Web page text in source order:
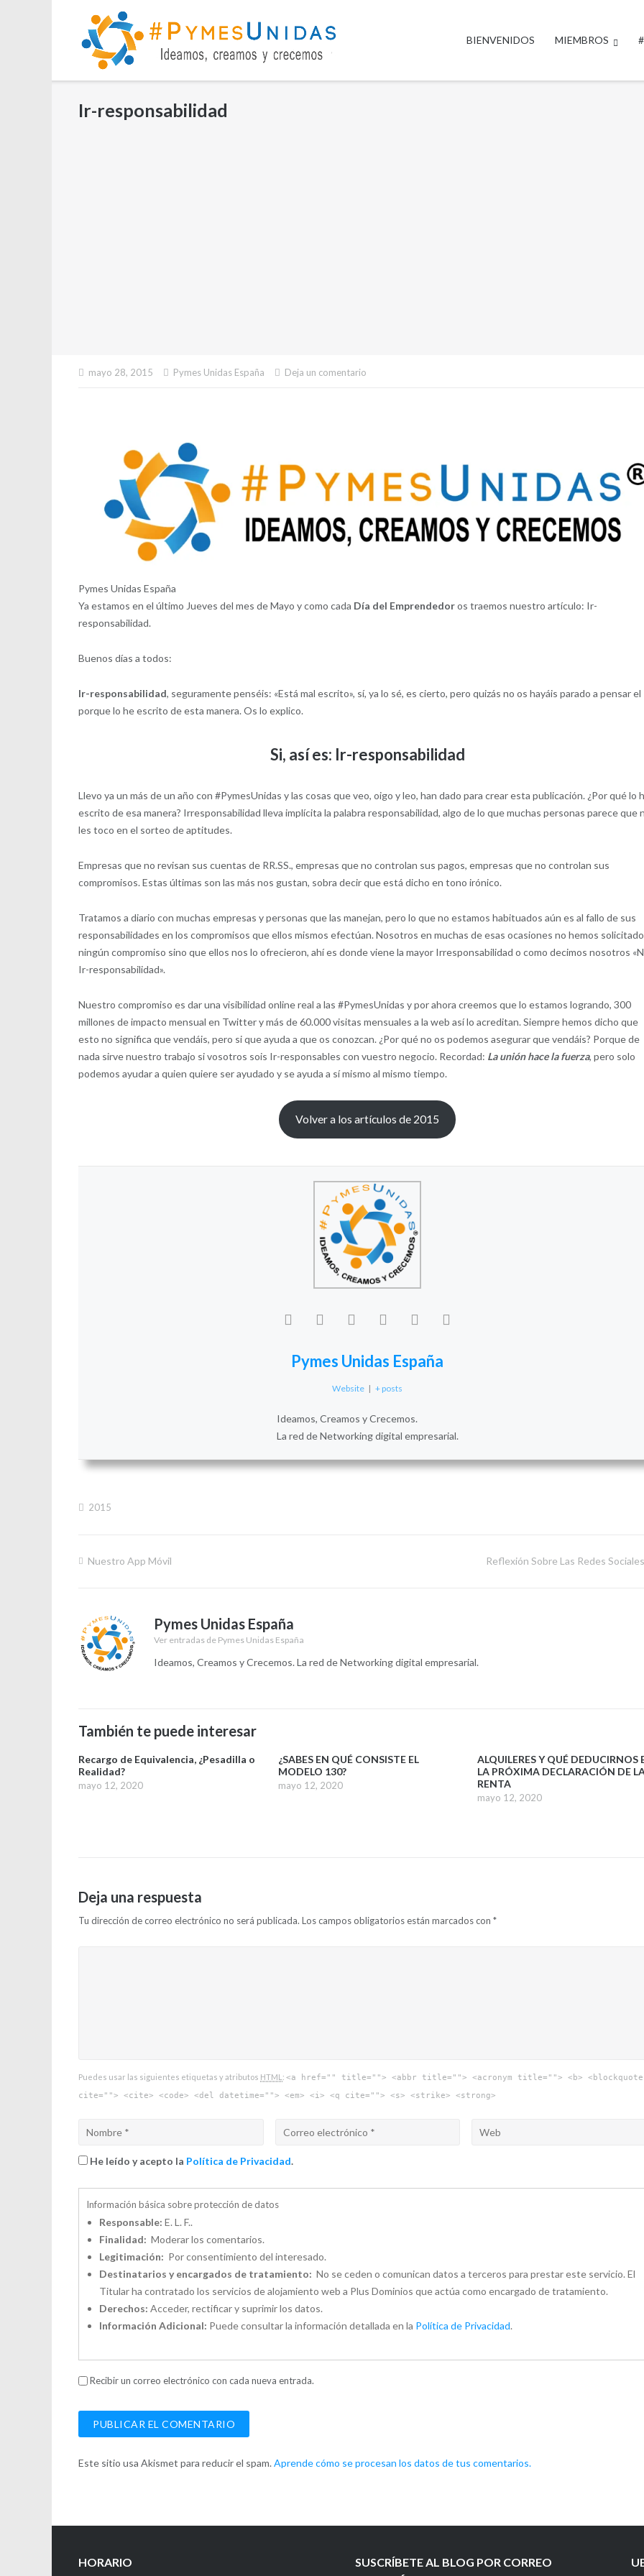
contenido
BIENVENIDOS MIEMBROS
Ir-responsabilidad
mayo 28, 2015 Pymes Unidas España Deja un comentario
Pymes Unidas España
Ya estamos en el último Jueves del mes de Mayo y como cada Día del Emprendedoros traemos nuestro artículo: Ir-
responsabilidad.
Buenos días a todos:
Ir-responsabilidad, seguramente penséis: «Está mal escrito», sí, ya lo sé, es cierto, pero quizás no os hayáis parado a pensar el
porque lo he escrito de esta manera. Os lo explico.
Si, así es: Ir-responsabilidad
Llevo ya un más de un año con #PymesUnidas y las cosas que veo, oigo y leo, han dado para crear esta publicación. ¿Por qué lo
escrito de esa manera? Irresponsabilidad lleva implícita la palabra responsabilidad, algo de lo que muchas personas parece que
les toco en el sorteo de aptitudes.
Empresas que no revisan sus cuentas de RR.SS., empresas que no controlan sus pagos, empresas que no controlan sus
compromisos. Estas últimas son las más nos gustan, sobra decir que está dicho en tono irónico.
Tratamos a diario con muchas empresas y personas que las manejan, pero lo que no estamos habituados aún es al fallo de sus
responsabilidades en los compromisos que ellos mismos efectúan. Nosotros en muchas de esas ocasiones no hemos solicitado
ningún compromiso sino que ellos nos lo ofrecieron, ahí es donde viene la mayor Irresponsabilidad o como decimos nosotros
Ir-responsabilidad».
Nuestro compromiso es dar una visibilidad online real a las #PymesUnidas y por ahora creemos que lo estamos logrando, 300
millones de impacto mensual en Twitter y más de 60.000 visitas mensuales a la web así lo acreditan. Siempre hemos dicho que
esto no significa que vendáis, pero si que ayuda a que os conozcan. ¿Por qué no os podemos asegurar que vendáis? Porque de
nada sirve nuestro trabajo si vosotros sois Ir-responsables con vuestro negocio. Recordad: La unión hace la fuerza, pero solo
podemos ayudar a quien quiere ser ayudado y se ayuda a sí mismo al mismo tiempo.
Volver a los artículos de 2015
Pymes Unidas España
Website | + posts
Ideamos, Creamos y Crecemos.
La red de Networking digital empresarial.
2015
Navegación
entradas
Nuestro App Móvil Reflexión Sobre Las Redes
Pymes Unidas España
Ver entradas de Pymes Unidas España
Ideamos, Creamos y Crecemos. La red de Networking digital empresarial.
También te puede interesar
Recargo de Equivalencia, ¿Pesadilla o
Realidad?
mayo 12, 2020
¿SABES EN QUÉ CONSISTE EL
MODELO 130?
mayo 12, 2020
ALQUILERES Y QUÉ DEDUCIRNOS
LA PRÓXIMA DECLARACIÓN DE
RENTA
mayo 12, 2020
Deja una respuesta
Tu dirección de correo electrónico no será publicada. Los campos obligatorios están marcados con*
Puedes usar las siguientes etiquetas y atributos HTML :<a href="" title=""> <abbr title=""> <acronym title=""> <b> <blockquote
cite=""> <cite> <code> <del datetime=""> <em> <i> <q cite=""> <s> <strike> <strong>
He leído y acepto la Política de Privacidad.
Información básica sobre protección de datos
Responsable: E. L. F..
Finalidad: Moderar los comentarios.
Legitimación: Por consentimiento del interesado.
Destinatarios y encargados de tratamiento: No se ceden o comunican datos a terceros para prestar este servicio. El
Titular ha contratado los servicios de alojamiento web a Plus Dominios que actúa como encargado de tratamiento.
Derechos: Acceder, rectificar y suprimir los datos.
Información Adicional: Puede consultar la información detallada en la Política de Privacidad.
Recibir un correo electrónico con cada nueva entrada.
Este sitio usa Akismet para reducir el spam.Aprende cómo se procesan los datos de tus comentarios.
HORARIO
SUSCRÍBETE AL BLOG POR CORREO